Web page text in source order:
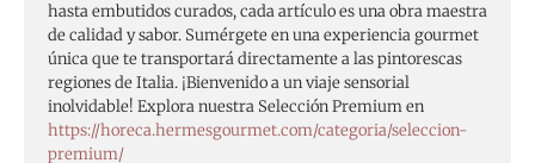
hasta embutidos curados, cada artículo es una obra maestra
de calidad y sabor. Sumérgete en una experiencia gourmet
única que te transportará directamente a las pintorescas
regiones de Italia. ¡Bienvenido a un viaje sensorial
inolvidable! Explora nuestra Selección Premium en
https://horeca.hermesgourmet.com/categoria/seleccion-
premium/